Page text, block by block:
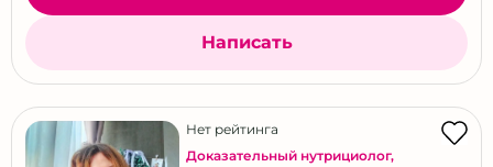
Написать
Нет рейтинга
Доказательный нутрициолог,